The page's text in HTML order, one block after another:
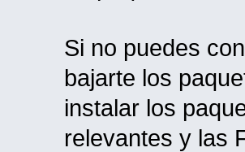
Si no puedes
bajarte los
instalar los
relevantes y las